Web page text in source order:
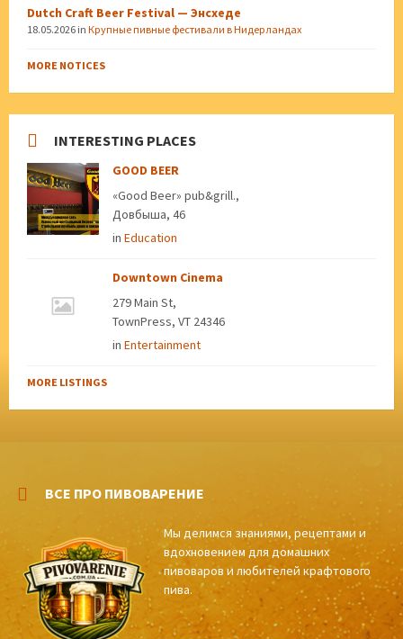
Dutch Craft Beer Festival — Энсхеде
18.05.2026 in Крупные пивные фестивали в Нидерландах
MORE NOTICES
INTERESTING PLACES
GOOD BEER
«Good Beer» pub&grill.,
Довбыша, 46
in Education
Downtown Cinema
279 Main St,
TownPress, VT 24346
in Entertainment
MORE LISTINGS
ВСЕ ПРО ПИВОВАРЕНИЕ
Мы делимся знаниями, рецептами и
вдохновением для домашних
пивоваров и любителей крафтового
пива.